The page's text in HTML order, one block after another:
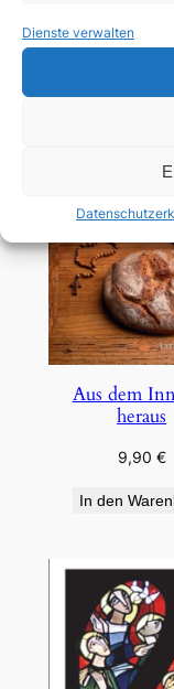
Dienste verwalten
In den
Aus dem
heraus
9,90 €
In den